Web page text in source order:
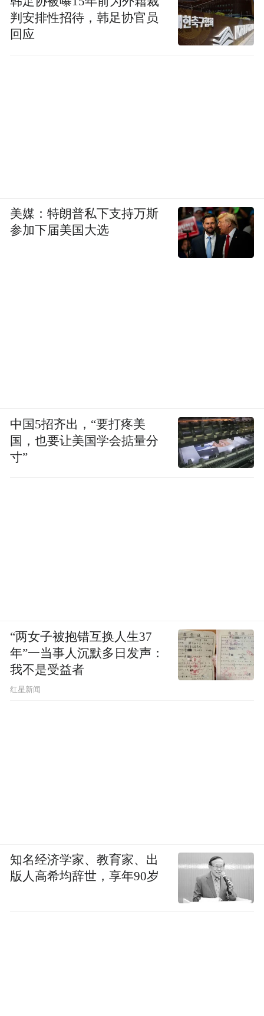
判安排性招待，韩足协官员
回应
美媒：特朗普私下支持万斯
参加下届美国大选
中国5招齐出，“要打疼美
国，也要让美国学会掂量分
寸”
“两女子被抱错互换人生37
年”一当事人沉默多日发声：
我不是受益者
红星新闻
知名经济学家、教育家、出
版人高希均辞世，享年90岁